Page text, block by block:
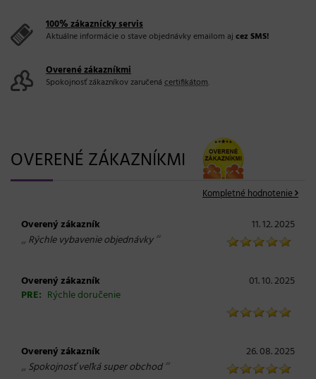
100% zákaznícky servis
Aktuálne informácie o stave objednávky emailom aj cez SMS!
Overené zákazníkmi
Spokojnosť zákazníkov zaručená certifikátom.
OVERENÉ ZÁKAZNÍKMI
Kompletné hodnotenie
Overený zákazník 11. 12. 2025
„ Rýchle vybavenie objednávky“
Overený zákazník
01. 10. 2025
PRE: Rýchle doručenie
Overený zákazník 26. 08. 2025
„ Spokojnosť veľká super obchod“